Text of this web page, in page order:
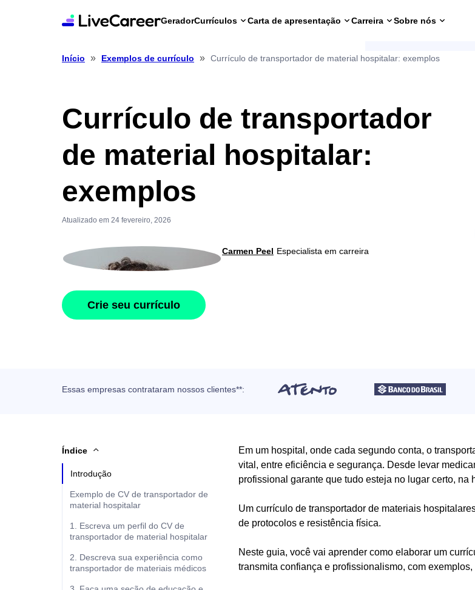
GeradorCurrículos Carta de apresentação Carreira Sobre nós
Início » Exemplos de currículo » Currículo de transportador de material hospitalar: exemplos
Currículo de transportador
de material hospitalar:
exemplos
Atualizado em 24 fevereiro, 2026
Carmen Peel Especialista em carreira
Crie seu currículo
Essas empresas contrataram nossos clientes**:
Índice
Introdução
Exemplo de CV de transportador de
material hospitalar
1. Escreva um perfil do CV de
transportador de material hospitalar
2. Descreva sua experiência como
transportador de materiais médicos
Em um hospital, onde cada segundo conta, o
vital, entre eficiência e segurança. Desde levar
profissional garante que tudo esteja no lugar certo,
Um currículo de transportador de materiais
de protocolos e resistência física.
Neste guia, você vai aprender como elaborar um
transmita confiança e profissionalismo, com